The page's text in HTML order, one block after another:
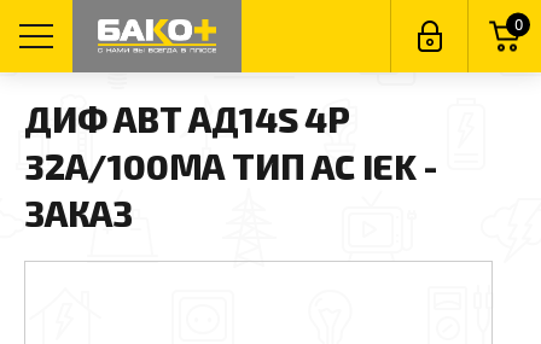
0
ДИФ АВТ АД14S 4P
32А/100МА ТИП AC IEK -
ЗАКАЗ